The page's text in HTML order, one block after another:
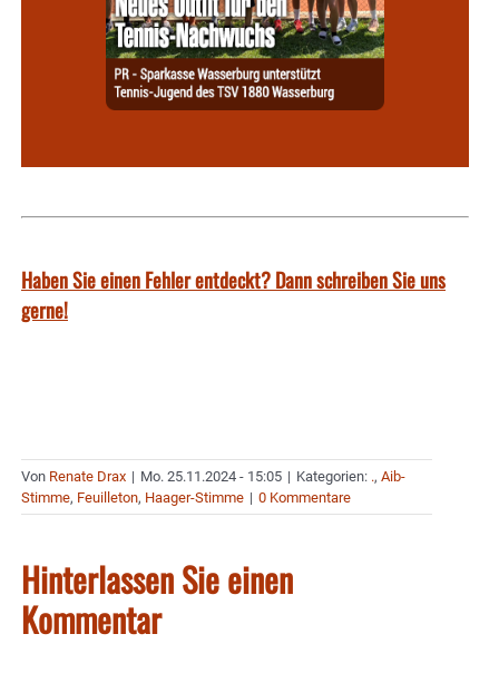
Haben Sie einen Fehler entdeckt? Dann schreiben Sie uns
gerne!
Von Renate Drax | Mo. 25.11.2024 - 15:05 | Kategorien: ., Aib-
Stimme, Feuilleton, Haager-Stimme | 0 Kommentare
Hinterlassen Sie einen
Kommentar